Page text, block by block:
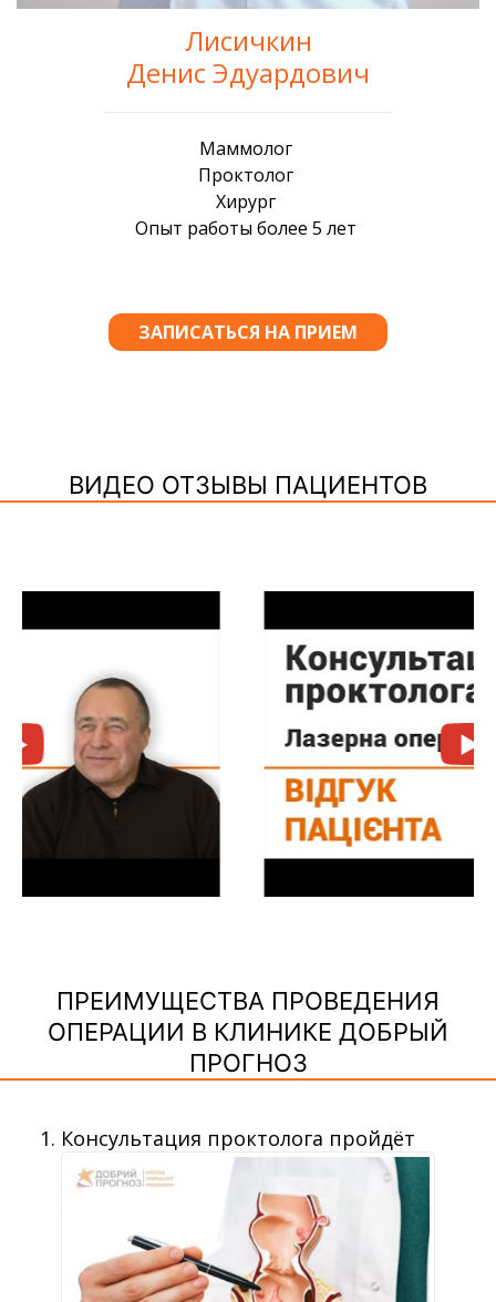
Лисичкин
Денис Эдуардович
ВИДЕО ОТЗЫВЫ ПАЦИЕНТОВ
ПРЕИМУЩЕСТВА ПРОВЕДЕНИЯ
ОПЕРАЦИИ В КЛИНИКЕ ДОБРЫЙ
ПРОГНОЗ
Консультация проктолога пройдёт